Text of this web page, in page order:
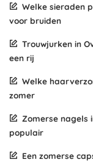
Welke sieraden
voor bruiden
Trouwjurken in
een rij
Welke
zomer
Zomerse nagels
populair
Een zomerse